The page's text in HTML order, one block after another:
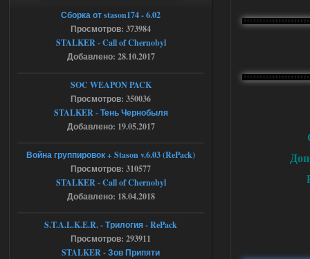
Ответить ➤
Объединенный Пак 2 + OGSR +
STCoP WP 3.4
Stalker-Mods-Clan-su
Доступно только для пользователей
Ответить ➤
04.08.2026
Объединенный Пак 2 + OGSR +
STCoP WP 3.4
Доступно только для пользователей
Сборка от stason174 - 6.02
Просмотров: 373984
STALKER - Call of Chernobyl
Добавлено: 28.10.2017
SOC WEAPON PACK
Просмотров: 350036
STALKER - Тень Чернобыля
Добавлено: 19.05.2017
Война группировок + Stason v.6.03 (RePack)
Просмотров: 310577
STALKER - Call of Chernobyl
Добавлено: 18.04.2018
S.T.A.L.K.E.R. - Трилогия - RePack
Просмотров: 293911
STALKER - Зов Припяти